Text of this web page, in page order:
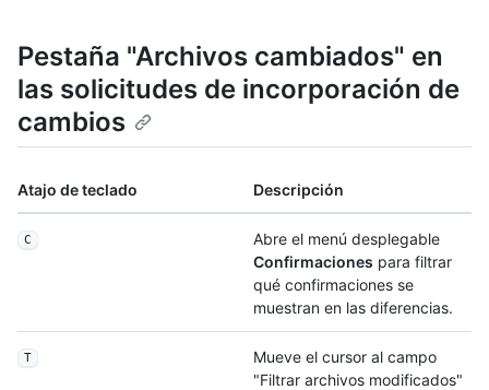
Pestaña "Archivos cambiados" en
las solicitudes de incorporación de
cambios
Atajo de teclado Descripción
C
Abre el menú desplegable
Confirmaciones para filtrar
qué confirmaciones se
muestran en las diferencias.
T
Mueve el cursor al campo
"Filtrar archivos modificados"